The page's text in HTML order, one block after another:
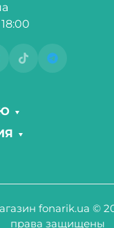
fonarik.ua ©
права защищены